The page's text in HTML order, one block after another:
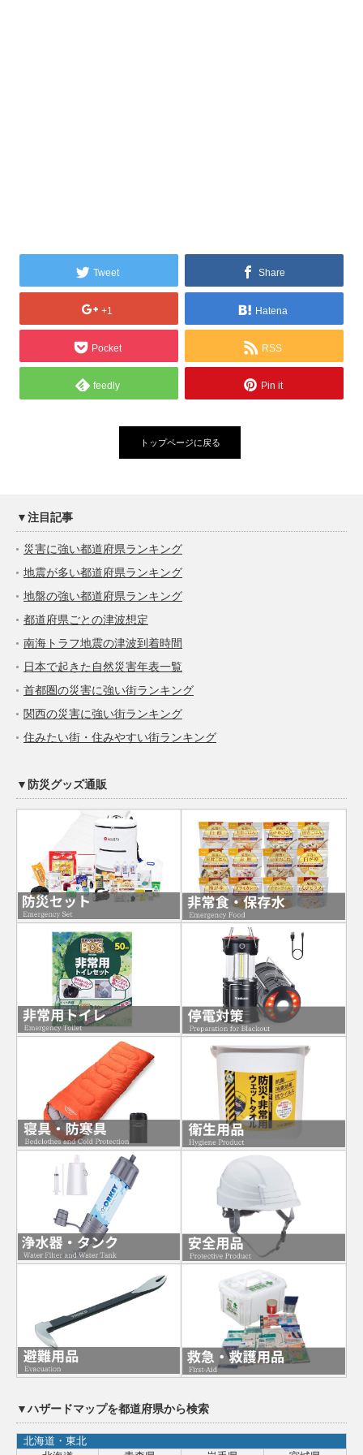
Tweet Share
+1 Hatena
Pocket RSS
feedly Pin it
トップページに戻る
▼注目記事
災害に強い都道府県ランキング
地震が多い都道府県ランキング
地盤の強い都道府県ランキング
都道府県ごとの津波想定
南海トラフ地震の津波到着時間
日本で起きた自然災害年表一覧
首都圏の災害に強い街ランキング
関西の災害に強い街ランキング
住みたい街・住みやすい街ランキング
▼防災グッズ通販
▼ハザードマップを都道府県から検索
北海道・東北